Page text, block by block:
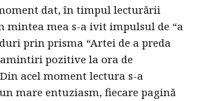
dat, în timpul lecturării
mintea mea s-a ivit impulsul de “a
prin prisma “Artei de a preda
pozitive la ora de
acel moment lectura s-a
mare entuziasm, fiecare pagină